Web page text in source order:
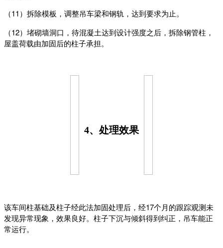
（11）拆除模板，调整吊车梁和钢轨，达到要求为止。
（12）堵砌墙洞口，待混凝土达到设计强度之后，拆除钢管柱，
屋盖荷载由加固后的柱子承担。
4、处理效果
该车间柱基础及柱子经此法加固处理后，经17个月的跟踪观测未
发现异常现象，效果良好。柱子下沉与倾斜得到纠正，吊车能正
常运行。